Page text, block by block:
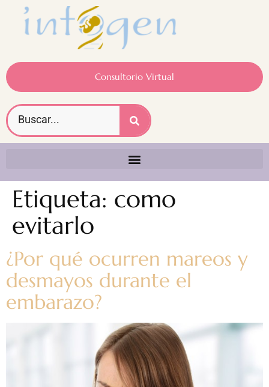
Consultorio Virtual
Etiqueta: como
evitarlo
¿Por qué ocurren mareos y
desmayos durante el
embarazo?